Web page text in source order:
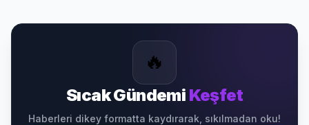
🔥
Sıcak Gündemi Keşfet
Haberleri dikey formatta kaydırarak, sıkılmadan oku!